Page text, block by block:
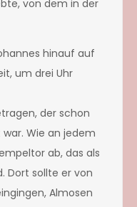
von dem in der
hinauf auf
um drei Uhr
der schon
Wie an jedem
ab, das als
Dort sollte er von
Almosen